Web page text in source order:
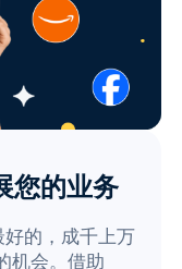
您的业务
的，成千上万
机会。借助